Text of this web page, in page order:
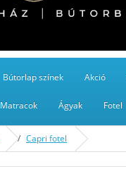
Bútorlap színek Akció
Matracok Ágyak Fotel
Capri fotel